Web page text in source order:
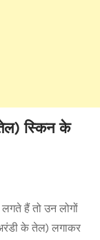
स्किन के
हैं तो उन लोगों
के तेल) लगाकर